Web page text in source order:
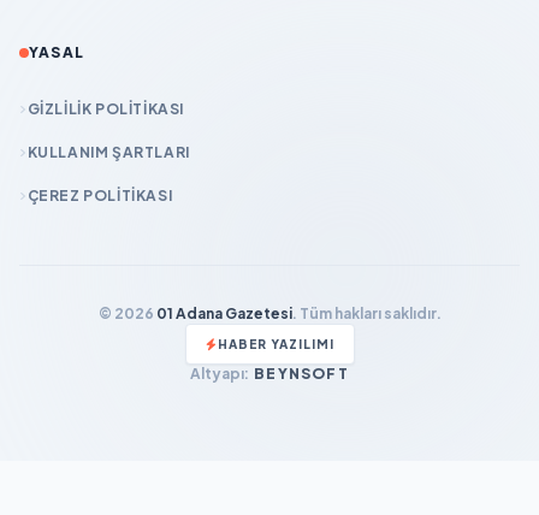
YASAL
GIZLILIK POLITIKASI
KULLANIM ŞARTLARI
ÇEREZ POLITIKASI
© 2026 01 Adana Gazetesi. Tüm hakları saklıdır.
HABER YAZILIMI
Altyapı: BEYNSOFT